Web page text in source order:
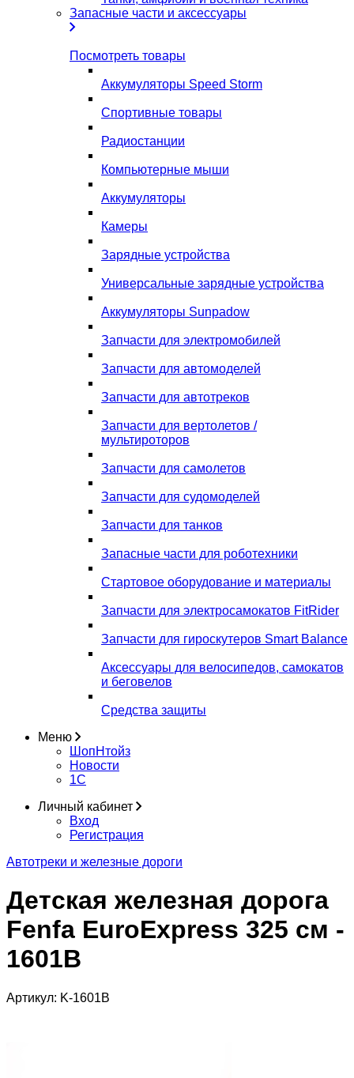
Запасные части и аксессуары
Посмотреть товары
Аккумуляторы Speed Storm
Спортивные товары
Радиостанции
Компьютерные мыши
Аккумуляторы
Камеры
Зарядные устройства
Универсальные зарядные устройства
Аккумуляторы Sunpadow
Запчасти для электромобилей
Запчасти для автомоделей
Запчасти для автотреков
Запчасти для вертолетов /
мультироторов
Запчасти для самолетов
Запчасти для судомоделей
Запчасти для танков
Запасные части для роботехники
Стартовое оборудование и материалы
Запчасти для электросамокатов FitRider
Запчасти для гироскутеров Smart Balance
Аксессуары для велосипедов, самокатов
и беговелов
Средства защиты
Меню
ШопНтойз
Новости
1C
Личный кабинет
Вход
Регистрация
Автотреки и железные дороги
Детская железная дорога
Fenfa EuroExpress 325 см -
1601B
Артикул: K-1601B